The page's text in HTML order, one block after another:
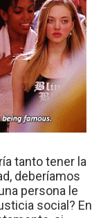
tanto tener la
deberíamos
persona le
social? En